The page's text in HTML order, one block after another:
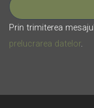
Prin trimiterea
prelucrarea datelor.